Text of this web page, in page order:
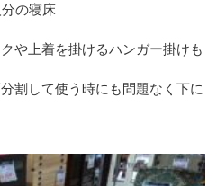
の寝床
や上着を掛けるハンガー掛けも
割して使う時にも問題なく下に